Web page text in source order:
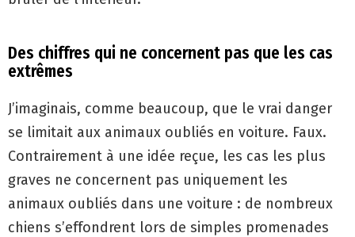
Des chiffres qui ne concernent pas que les cas
extrêmes
J’imaginais, comme beaucoup, que le vrai danger
se limitait aux animaux oubliés en voiture. Faux.
Contrairement à une idée reçue, les cas les plus
graves ne concernent pas uniquement les
animaux oubliés dans une voiture : de nombreux
chiens s’effondrent lors de simples promenades